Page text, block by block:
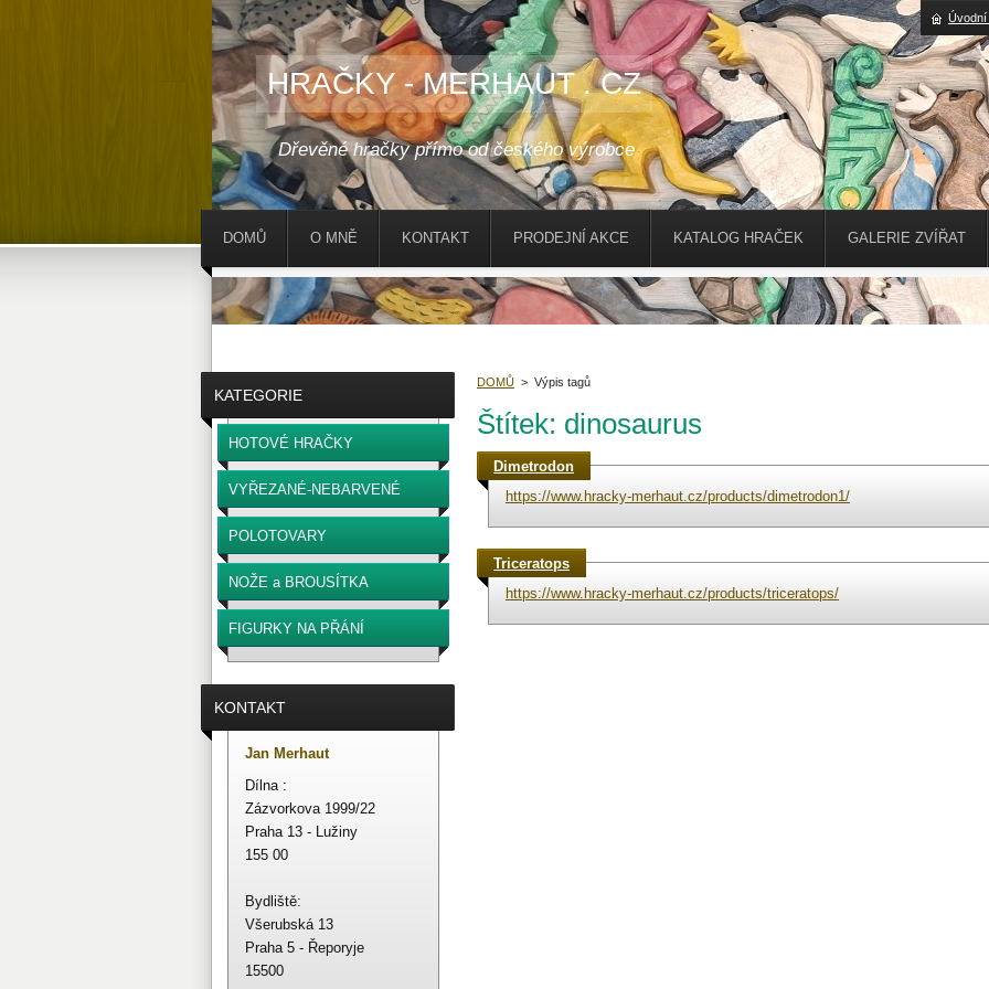
HRAČKY - MERHAUT . CZ
Dřevěné hračky přímo od českého výrobce
DOMŮ > Výpis tagů
Štítek: dinosaurus
Dimetrodon
https://www.hracky-merhaut.cz/products/dimetrodon1/
Triceratops
https://www.hracky-merhaut.cz/products/triceratops/
KATEGORIE
HOTOVÉ HRAČKY
VYŘEZANÉ-NEBARVENÉ
POLOTOVARY
NOŽE a BROUSÍTKA
FIGURKY NA PŘÁNÍ
KONTAKT
Jan Merhaut
Dílna :
Zázvorkova 1999/22
Praha 13 - Lužiny
155 00
Bydliště:
Všerubská 13
Praha 5 - Řeporyje
15500
DOMŮ O MNĚ KONTAKT PRODEJNÍ AKCE KATALOG HRAČEK GALERIE ZVÍŘAT